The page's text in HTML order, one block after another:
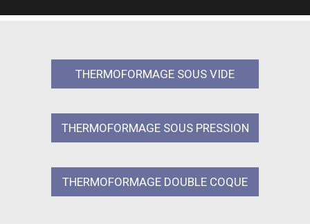
THERMOFORMAGE SOUS VIDE
THERMOFORMAGE SOUS PRESSION
THERMOFORMAGE DOUBLE COQUE